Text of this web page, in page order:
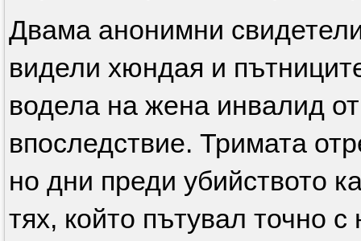
Двама анонимни
видели хюндая и
водела на жена инвалид
впоследствие. Тримата
но дни преди убийството
тях, който пътувал точно с